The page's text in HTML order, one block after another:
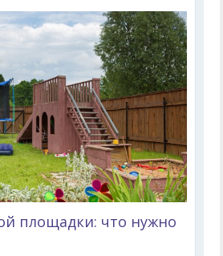
площадки: что нужно